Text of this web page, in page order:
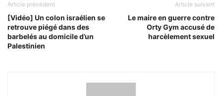
Article précédent
[Vidéo] Un colon israélien se
retrouve piégé dans des
barbelés au domicile d’un
Palestinien
Article suivant
Le maire en guerre contre
Orty Gym accusé de
harcèlement sexuel